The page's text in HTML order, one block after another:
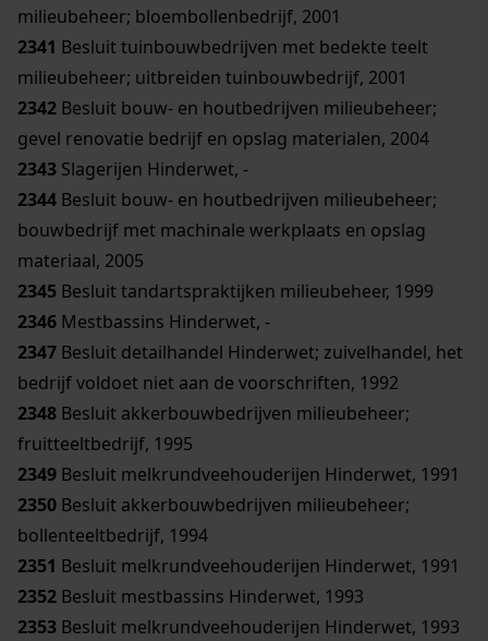
milieubeheer; bloembollenbedrijf, 2001
2341 Besluit tuinbouwbedrijven met bedekte teelt
milieubeheer; uitbreiden tuinbouwbedrijf, 2001
2342 Besluit bouw- en houtbedrijven milieubeheer;
gevel renovatie bedrijf en opslag materialen, 2004
2343 Slagerijen Hinderwet, -
2344 Besluit bouw- en houtbedrijven milieubeheer;
bouwbedrijf met machinale werkplaats en opslag
materiaal, 2005
2345 Besluit tandartspraktijken milieubeheer, 1999
2346 Mestbassins Hinderwet, -
2347 Besluit detailhandel Hinderwet; zuivelhandel, het
bedrijf voldoet niet aan de voorschriften, 1992
2348 Besluit akkerbouwbedrijven milieubeheer;
fruitteeltbedrijf, 1995
2349 Besluit melkrundveehouderijen Hinderwet, 1991
2350 Besluit akkerbouwbedrijven milieubeheer;
bollenteeltbedrijf, 1994
2351 Besluit melkrundveehouderijen Hinderwet, 1991
2352 Besluit mestbassins Hinderwet, 1993
2353 Besluit melkrundveehouderijen Hinderwet, 1993